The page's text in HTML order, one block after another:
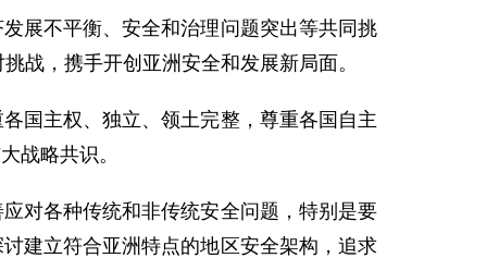
展不平衡、安全和治理问题突出等共同挑
战，携手开创亚洲安全和发展新局面。
主权、独立、领土完整，尊重各国自主
战略共识。
各种传统和非传统安全问题，特别是要
建立符合亚洲特点的地区安全架构，追求